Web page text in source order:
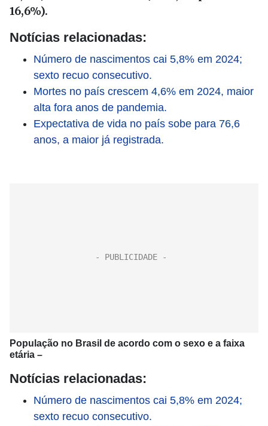
16,6%).
Notícias relacionadas:
Número de nascimentos cai 5,8% em 2024;
sexto recuo consecutivo.
Mortes no país crescem 4,6% em 2024, maior
alta fora anos de pandemia.
Expectativa de vida no país sobe para 76,6
anos, a maior já registrada.
População no Brasil de acordo com o sexo e a faixa
etária –
Notícias relacionadas:
Número de nascimentos cai 5,8% em 2024;
sexto recuo consecutivo.